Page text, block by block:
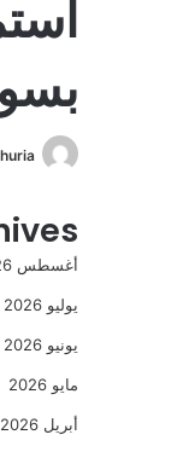
أغسطس 2026
يوليو 2026
يونيو 2026
مايو 2026
أبريل 2026